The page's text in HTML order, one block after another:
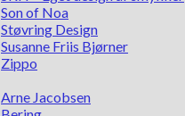
Son of Noa
Støvring Design
Susanne Friis Bjørner
Zippo
Arne Jacobsen